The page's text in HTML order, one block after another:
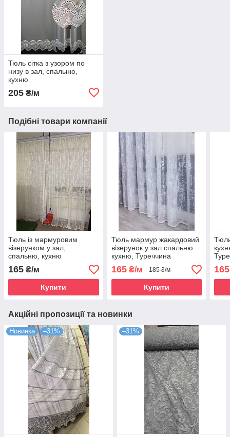
Тюль сітка з узором по
низу в зал, спальню,
кухню
205 ₴/м
Подібні товари компанії
Тюль із мармуровим
візерунком у зал,
спальню, кухню
165 ₴/м
Купити
Тюль мармур жакардовий
візерунок у зал спальню
кухню, Туреччина
165₴/м 185 ₴/м
Купити
165
Акційні пропозиції та новинки
Новинка –31% –31%